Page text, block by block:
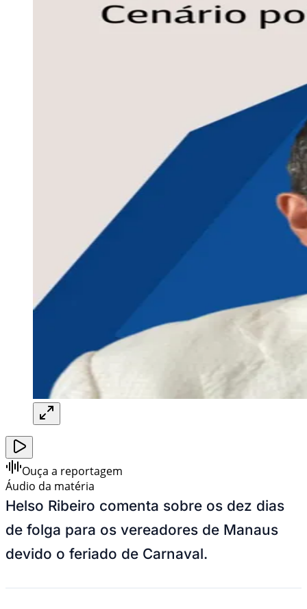
Ouça a reportagem
Áudio da matéria
Helso Ribeiro comenta sobre os dez dias
de folga para os vereadores de Manaus
devido o feriado de Carnaval.